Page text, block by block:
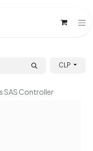
CLP
SAS Controller